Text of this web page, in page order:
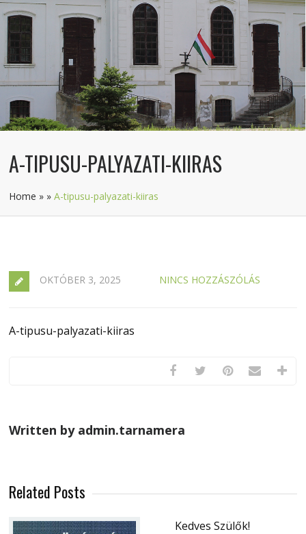
A-TIPUSU-PALYAZATI-KIIRAS
Home » »A-tipusu-palyazati-kiiras
OKTÓBER 3, 2025 NINCS HOZZÁSZÓLÁS
A-tipusu-palyazati-kiiras
Written by admin.tarnamera
Related Posts
Kedves Szülők!